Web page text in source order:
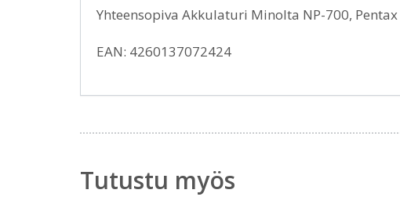
Yhteensopiva Akkulaturi Minolta NP-700,
EAN: 4260137072424
Tutustu myös